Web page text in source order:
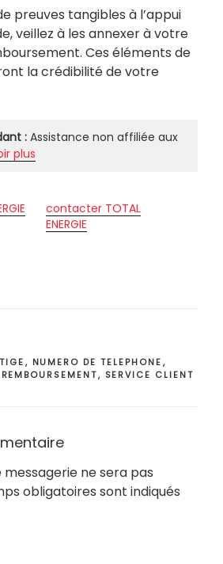
preuves tangibles à l’appui
veillez à les annexer à votre
Ces éléments de
la crédibilité de votre
: Assistance non affiliée aux
plus
contacter TOTAL
ENERGIE
, NUMERO DE TELEPHONE,
REMBOURSEMENT, SERVICE CLIENT
ne sera pas
obligatoires sont indiqués